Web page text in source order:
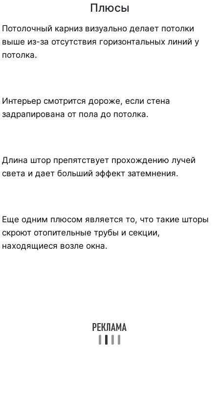
Плюсы
Потолочный карниз визуально делает потолки
выше из-за отсутствия горизонтальных линий у
потолка.
Интерьер смотрится дороже, если стена
задрапирована от пола до потолка.
Длина штор препятствует прохождению лучей
света и дает больший эффект затемнения.
Еще одним плюсом является то, что такие шторы
скроют отопительные трубы и секции,
находящиеся возле окна.